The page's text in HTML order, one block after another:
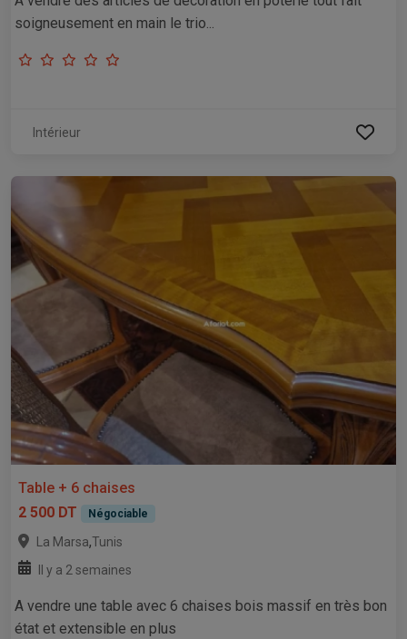
soigneusement en main le trio...
Intérieur
Table + 6 chaises
2 500 DT
Négociable
La Marsa,Tunis
Il y a 2 semaines
A vendre une table avec 6 chaises bois massif en très bon
état et extensible en plus